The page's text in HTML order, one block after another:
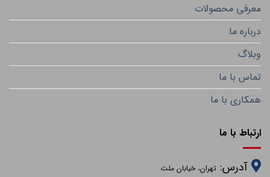
معرفی محصولات
درباره ما
وبلاگ
تماس با ما
همکاری با ما
ارتباط با ما
آدرس:تهران، خیابان ملت